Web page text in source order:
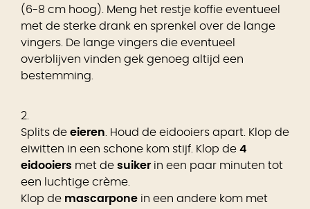
(6-8 cm hoog). Meng het restje koffie eventueel
met de sterke drank en sprenkel over de lange
vingers. De lange vingers die eventueel
overblijven vinden gek genoeg altijd een
bestemming.
2.
Splits de eieren . Houd de eidooiers apart. Klop de
eiwitten in een schone kom stijf. Klop de 4
eidooiers met de suiker in een paar minuten tot
een luchtige crème.
Klop de mascarpone in een andere kom met